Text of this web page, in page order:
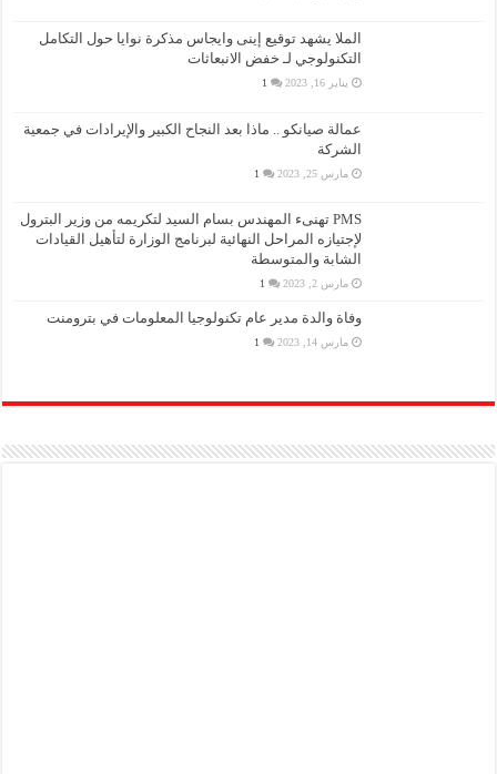
الملا يشهد توقيع إينى وايجاس مذكرة نوايا حول التكامل
التكنولوجي لـ خفض الانبعاثات
يناير 16, 2023 1
عمالة صيانكو .. ماذا بعد النجاح الكبير والإيرادات في جمعية
الشركة
مارس 25, 2023 1
PMS تهنىء المهندس بسام السيد لتكريمه من وزير البترول
لإجتيازه المراحل النهائية لبرنامج الوزارة لتأهيل القيادات
الشابة والمتوسطة
مارس 2, 2023 1
وفاة والدة مدير عام تكنولوجيا المعلومات في بترومنت
مارس 14, 2023 1